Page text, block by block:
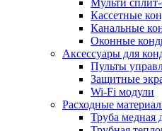
Кассетные
Канальные
Оконные
Аксессуары для
Пульты
Защитные
Wi-Fi модули
Расходные
Труба медная